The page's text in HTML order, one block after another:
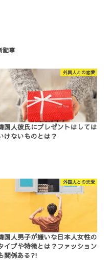
記事
外国人との恋愛
国人彼氏にプレゼントはしては
けないものとは？
外国人との恋愛
国人男子が嫌いな日本人女性の
イプや特徴とは？ファッション
関係ある?!